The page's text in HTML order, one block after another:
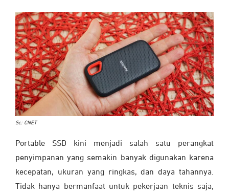
Sc: CNET
Portable SSD kini menjadi salah satu perangkat
penyimpanan yang semakin banyak digunakan karena
kecepatan, ukuran yang ringkas, dan daya tahannya.
Tidak hanya bermanfaat untuk pekerjaan teknis saja,